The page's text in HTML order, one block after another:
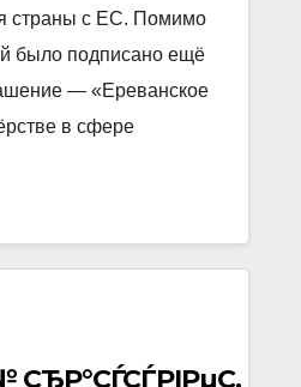
страны с ЕС. Помимо
было подписано ещё
— «Ереванское
в сфере
СЂР°СЃСЃРІРµС‚